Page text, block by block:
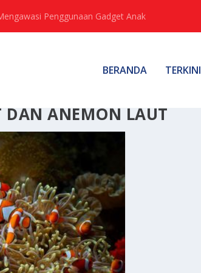
Penggunaan Gadget Anak
BERANDA TERKINI
DAN ANEMON LAUT